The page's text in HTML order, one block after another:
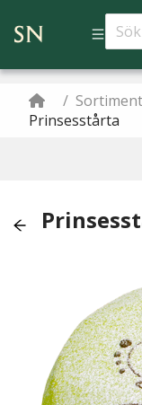
/ Sortiment
Prinsesstårta